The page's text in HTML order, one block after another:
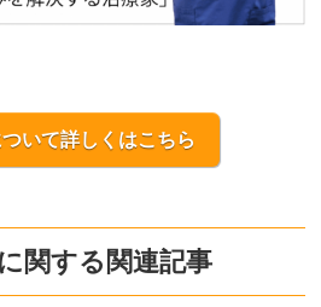
いて詳しくはこちら
関する関連記事